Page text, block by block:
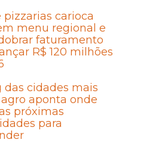
pizzarias carioca
menu regional e
faturamento
R$ 120 milhões
das cidades mais
aponta onde
próximas
para